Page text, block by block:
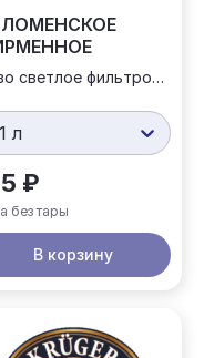
Пиво светлое фильтрованное
1 л
₽
без тары
В корзину